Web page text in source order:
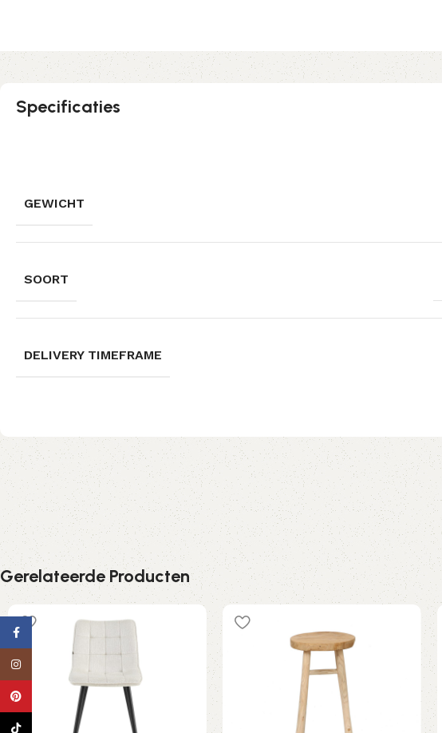
Specificaties
GEWICHT
SOORT
DELIVERY TIMEFRAME
Gerelateerde Producten
Pinterest